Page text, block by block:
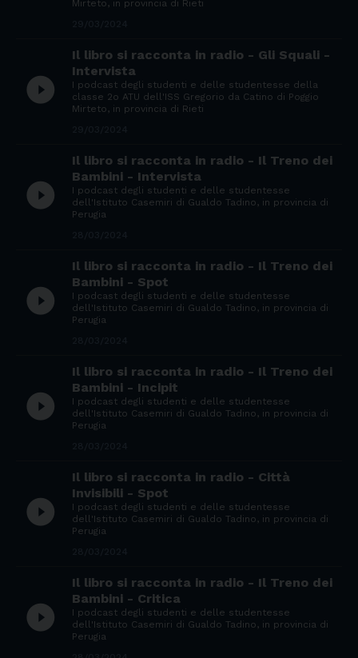
Mirteto, in provincia di Rieti
play_circle_filled
Il libro si racconta in radio - Gli Squali -
Intervista
I podcast degli studenti e delle studentesse della
classe 2o ATU dell'ISS Gregorio da Catino di Poggio
Mirteto, in provincia di Rieti
play_circle_filled
Il libro si racconta in radio - Il Treno dei
Bambini - Intervista
I podcast degli studenti e delle studentesse
dell'Istituto Casemiri di Gualdo Tadino, in provincia di
Perugia
play_circle_filled
Il libro si racconta in radio - Il Treno dei
Bambini - Spot
I podcast degli studenti e delle studentesse
dell'Istituto Casemiri di Gualdo Tadino, in provincia di
Perugia
play_circle_filled
Il libro si racconta in radio - Il Treno dei
Bambini - Incipit
I podcast degli studenti e delle studentesse
dell'Istituto Casemiri di Gualdo Tadino, in provincia di
Perugia
play_circle_filled
Il libro si racconta in radio - Città
Invisibili - Spot
I podcast degli studenti e delle studentesse
dell'Istituto Casemiri di Gualdo Tadino, in provincia di
Perugia
play_circle_filled
Il libro si racconta in radio - Il Treno dei
Bambini - Critica
I podcast degli studenti e delle studentesse
dell'Istituto Casemiri di Gualdo Tadino, in provincia di
Perugia